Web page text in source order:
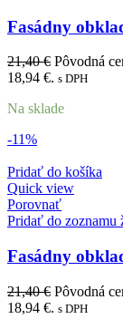
Fasádny
21,40€ Pôvodná
18,94 €. s DPH
Na sklade
-11%
Pridať do košíka
Quick view
Porovnať
Pridať do zoznamu
Fasádny
21,40€ Pôvodná
18,94 €. s DPH